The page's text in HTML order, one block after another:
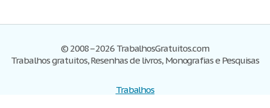
© 2008–2026 TrabalhosGratuitos.com
Trabalhos gratuitos, Resenhas de livros, Monografias e Pesquisas
Trabalhos